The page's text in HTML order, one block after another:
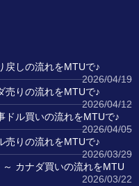
戻しの流れをMTUで♪
2026/04/19
売りの流れをMTUで♪
2026/04/12
ドル買いの流れをMTUで♪
2026/04/05
売りの流れをMTUで♪
2026/03/29
カナダ買いの流れをMTU
2026/03/22